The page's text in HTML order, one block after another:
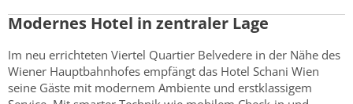
Modernes Hotel in zentraler Lage
Im neu errichteten Viertel Quartier Belvedere in der Nähe des
Wiener Hauptbahnhofes empfängt das Hotel Schani Wien
seine Gäste mit modernem Ambiente und erstklassigem